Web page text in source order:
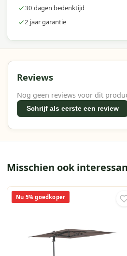
30 dagen bedenktijd
2 jaar garantie
Reviews
Nog geen reviews voor dit
Schrijf als eerste een review
Misschien ook
Nu 5% goedkoper